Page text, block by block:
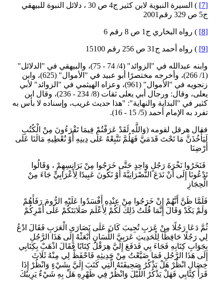
[7]
) السيرة النبوية لابن كثير ج4 ص 30 ، دلائل النبوة للبيهقي
ج5 ص 329 رقم2001
[8] ) رواه البخاري ج1 ص 8 رقم 6
[9] ) رواه أحمد ج31 ص 256 رقم 15100
وابنه عبدالله في "الزوائد" (4/ 74 - 75)، والبيهقي في "الدلائل"
(1/ 266)، وأخرجه مختصرًا أبو عبيد في "الأموال" (625)، وابن
زنجويه في "الأموال" (961)، وعزاه الهيثمي في "الزوائد" لأبي
يعلى، وقال: ورجال أبي يعلى ثقات (8/ 234 - 236)، وقال ابن
كثير في "البداية والنهاية": "هذا حديث غريب، وإسناده لا بأس به
تفرد به الإمام أحمد (5/ 15 - 16).
فقال هرقل لقومه (وَاللَّهِ لَقَدْ عَرَفْتُمْ فِيمَا تَقْرَءُونَ مِنْ الْكُتُبِ
لَيَأْخُذَنَّ مَا تَحْتَ قَدَمَيَّ فَهَلُمَّ نَتَّبِعْهُ عَلَى دِينِهِ أَوْ نُعْطِيهِ مَالَنَا عَلَى
أَرْضِنَا
فَنَخَرُوا نَخْرَةَ رَجُلٍ وَاحِدٍ حَتَّى خَرَجُوا مِنْ بَرَانِسِهِمْ ، وَقَالُوا
تَدْعُونَا إِلَى أَنْ نَدَعَ النَّصْرَانِيَّةَ أَوْ نَكُونَ عَبِيدًا لِأَعْرَابِيٍّ جَاءَ مِنْ
الْحِجَازِ
فَلَمَّا ظَنَّ أَنَّهُمْ إِنْ خَرَجُوا مِنْ عِنْدِهِ أَفْسَدُوا عَلَيْهِ الرُّومَ رَفَأَهُمْ
وَلَمْ يَكَدْ وَقَالَ إِنَّمَا قُلْتُ ذَلِكَ لَكُمْ لِأَعْلَمَ صَلَابَتَكُمْ عَلَى أَمْرِكُمْ
ثُمَّ دَعَا رَجُلًا مِنْ عَرَبِ تُجِيبَ كَانَ عَلَى نَصَارَى الْعَرَبِ فَقَالَ ادْعُ
لِي رَجُلًا حَافِظًا لِلْحَدِيثِ عَرَبِيَّ اللِّسَانِ أَبْعَثْهُ إِلَى هَذَا الرَّجُلِ
بِجَوَابِ كِتَابِهِ فَجَاءَ بِي فَدَفَعَ إِلَيَّ هِرَقْلُ كِتَابًا فَقَالَ اذْهَبْ بِكِتَابِي
إِلَى هَذَا الرَّجُلِ فَمَا ضَيَّعْتُ مِنْ حَدِيثِهِ فَاحْفَظْ لِي مِنْهُ ثَلَاثَ
خِصَالٍ انْظُرْ هَلْ يَذْكُرُ صَحِيفَتَهُ الَّتِي كَتَبَ إِلَيَّ بِشَيْءٍ وَانْظُرْ إِذَا
قَرَأَ كِتَابِي فَهَلْ يَذْكُرُ اللَّيْلَ وَانْظُرْ فِي ظَهْرِهِ هَلْ بِهِ شَيْءٌ يَرِيبُكَ